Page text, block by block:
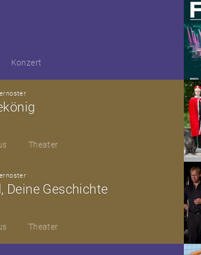
Konzert
Theater
Deine Geschichte
Theater